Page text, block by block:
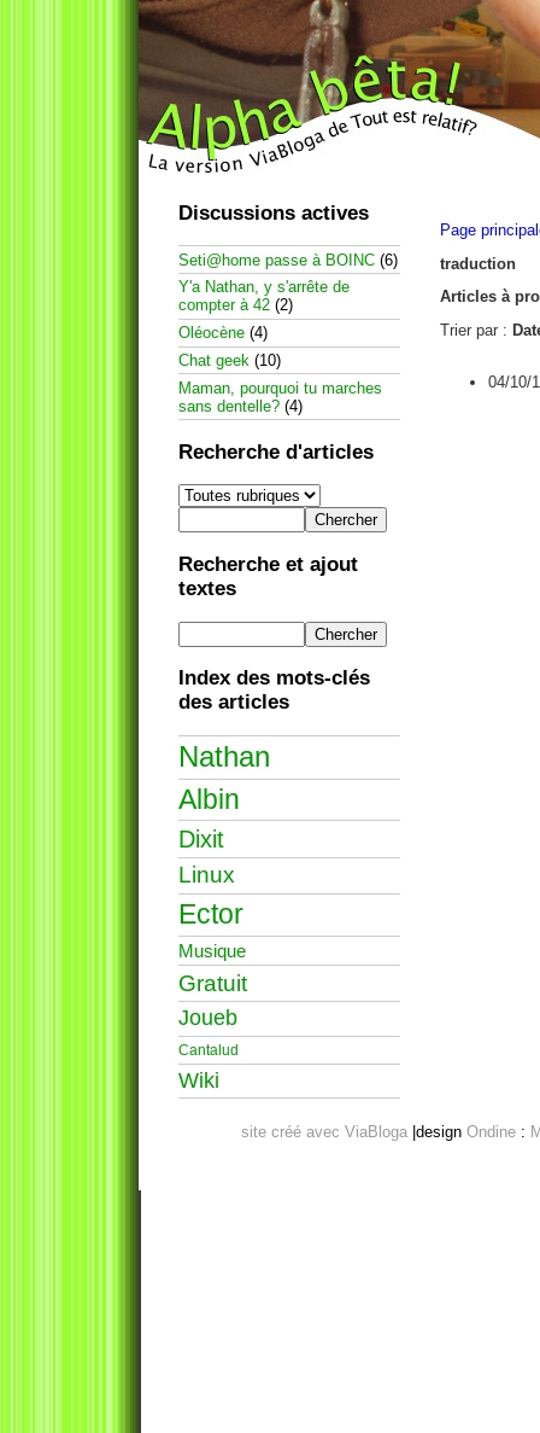
Page
traduction
Articles à
Trier par :
04/10/
Discussions actives
Seti@home passe à BOINC (6)
Y'a Nathan, y s'arrête de
compter à 42 (2)
Oléocène (4)
Chat geek (10)
Maman, pourquoi tu marches
sans dentelle? (4)
Recherche d'articles
Recherche et ajout
textes
Index des mots-clés
des articles
Nathan
Albin
Dixit
Linux
Ector
Musique
Gratuit
Joueb
Cantalud
Wiki
site créé avec ViaBloga|design Ondine: